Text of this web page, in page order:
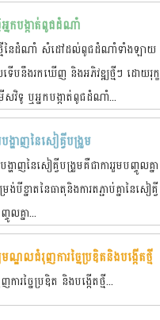
នកបង្កាត់ពូជដំណាំ
មីនៃដំណាំ សំដៅដល់ពូជដំណាំទាំងឡាយ
ើបនឹងរកឃើញ និងអភិវឌ្ឍថ្មីៗ ដោយរុក្ខ
សវិទូ ឬអ្នកបង្កាត់ពូជដំណាំ...
ង្ហាញនៃសៀគ្វីបង្រួម
ង្ហាញនៃសៀគ្វីបង្រួមគឺជាការរួមបញ្ចូលគ្នា
រង់បីខ្នាតនៃធាតុនិងការតភ្ជាប់គ្នានៃសៀគ្វី
លគ្នា...
ណ្ឌលជំរុញការច្នៃប្រឌិតនិងបង្កើតថ្មី
ការច្នៃប្រឌិត និងបង្កើតថ្មី...